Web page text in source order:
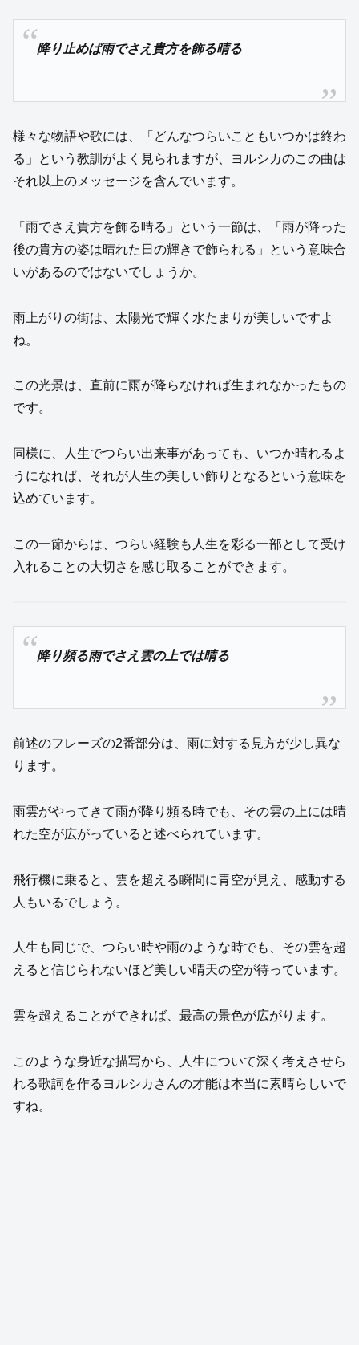
降り止めば雨でさえ貴方を飾る晴る
様々な物語や歌には、「どんなつらいこともいつかは終わ
る」という教訓がよく見られますが、ヨルシカのこの曲は
それ以上のメッセージを含んでいます。
「雨でさえ貴方を飾る晴る」という一節は、「雨が降った
後の貴方の姿は晴れた日の輝きで飾られる」という意味合
いがあるのではないでしょうか。
雨上がりの街は、太陽光で輝く水たまりが美しいですよ
ね。
この光景は、直前に雨が降らなければ生まれなかったもの
です。
同様に、人生でつらい出来事があっても、いつか晴れるよ
うになれば、それが人生の美しい飾りとなるという意味を
込めています。
この一節からは、つらい経験も人生を彩る一部として受け
入れることの大切さを感じ取ることができます。
降り頻る雨でさえ雲の上では晴る
前述のフレーズの2番部分は、雨に対する見方が少し異な
ります。
雨雲がやってきて雨が降り頻る時でも、その雲の上には晴
れた空が広がっていると述べられています。
飛行機に乗ると、雲を超える瞬間に青空が見え、感動する
人もいるでしょう。
人生も同じで、つらい時や雨のような時でも、その雲を超
えると信じられないほど美しい晴天の空が待っています。
雲を超えることができれば、最高の景色が広がります。
このような身近な描写から、人生について深く考えさせら
れる歌詞を作るヨルシカさんの才能は本当に素晴らしいで
すね。